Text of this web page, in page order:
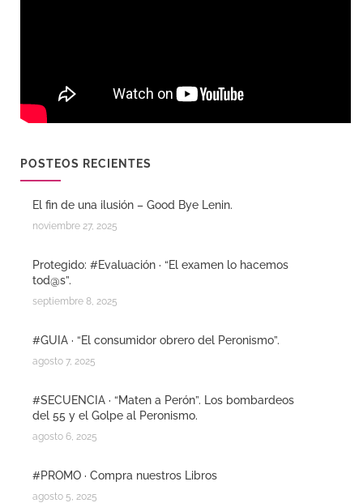
POSTEOS RECIENTES
El fin de una ilusión – Good Bye Lenin.
noviembre 27, 2025
Protegido: #Evaluación · “El examen lo hacemos
tod@s”.
septiembre 8, 2025
#GUIA · “El consumidor obrero del Peronismo”.
agosto 7, 2025
#SECUENCIA · “Maten a Perón”. Los bombardeos
del 55 y el Golpe al Peronismo.
agosto 6, 2025
#PROMO · Compra nuestros Libros
agosto 5, 2025